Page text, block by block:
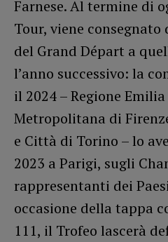
Farnese. Al termine di
Tour, viene
del Grand Départ a
l’anno successivo: la
il 2024 – Regione
Metropolitana di
e Città di Torino – lo
2023 a Parigi, sugli
rappresentanti dei
occasione della tappa
111, il Trofeo lascerà